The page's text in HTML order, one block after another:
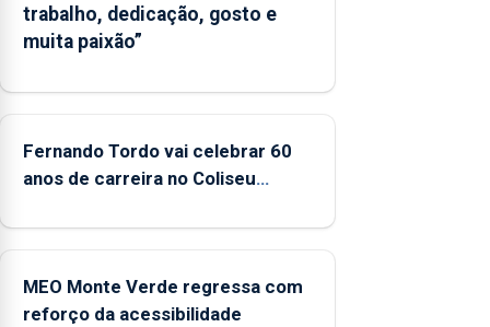
trabalho, dedicação, gosto e
muita paixão”
Fernando Tordo vai celebrar 60
anos de carreira no Coliseu
MEO Monte Verde regressa com
reforço da acessibilidade